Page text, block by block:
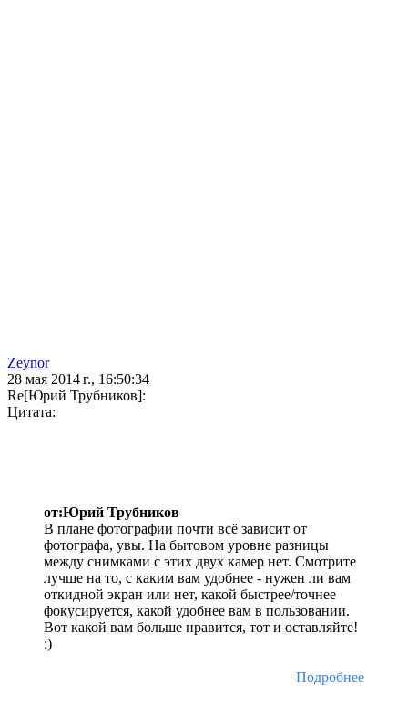
Zeynor
28 мая 2014 г., 16:50:34
Re[Юрий Трубников]:
Цитата:
от:Юрий Трубников
В плане фотографии почти всё зависит от
фотографа, увы. На бытовом уровне разницы
между снимками с этих двух камер нет. Смотрите
лучше на то, с каким вам удобнее - нужен ли вам
откидной экран или нет, какой быстрее/точнее
фокусируется, какой удобнее вам в пользовании.
Вот какой вам больше нравится, тот и оставляйте!
:)
Подробнее